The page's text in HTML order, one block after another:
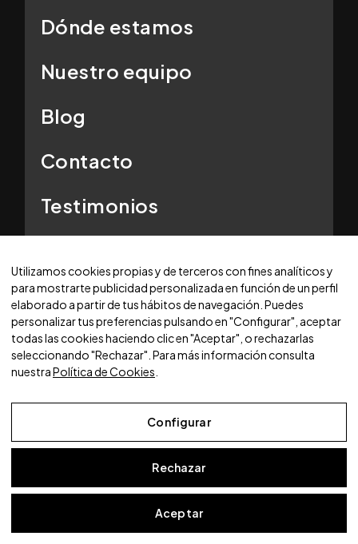
Dónde estamos
Nuestro equipo
Blog
Contacto
Testimonios
Aviso legal
Política de privacidad
Política de cookies
© 2025 WORLDCARS - Con la tecnología de:
Utilizamos cookies propias y de terceros con fines analíticos y
para mostrarte publicidad personalizada en función de un perfil
elaborado a partir de tus hábitos de navegación. Puedes
personalizar tus preferencias pulsando en "Configurar", aceptar
todas las cookies haciendo clic en "Aceptar", o rechazarlas
seleccionando "Rechazar". Para más información consulta
nuestraPolítica de Cookies
Configurar
Rechazar
Aceptar